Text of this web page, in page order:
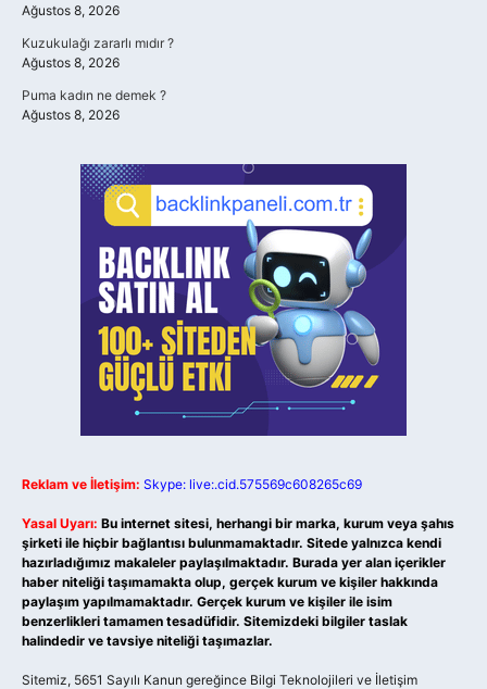
Ağustos 8, 2026
Kuzukulağı zararlı mıdır ?
Ağustos 8, 2026
Puma kadın ne demek ?
Ağustos 8, 2026
Reklam ve İletişim: Skype: live:.cid.575569c608265c69
Yasal Uyarı: Bu internet sitesi, herhangi bir marka, kurum veya şahıs
şirketi ile hiçbir bağlantısı bulunmamaktadır. Sitede yalnızca kendi
hazırladığımız makaleler paylaşılmaktadır. Burada yer alan içerikler
haber niteliği taşımamakta olup, gerçek kurum ve kişiler hakkında
paylaşım yapılmamaktadır. Gerçek kurum ve kişiler ile isim
benzerlikleri tamamen tesadüfidir. Sitemizdeki bilgiler taslak
halindedir ve tavsiye niteliği taşımazlar.
Sitemiz, 5651 Sayılı Kanun gereğince Bilgi Teknolojileri ve İletişim